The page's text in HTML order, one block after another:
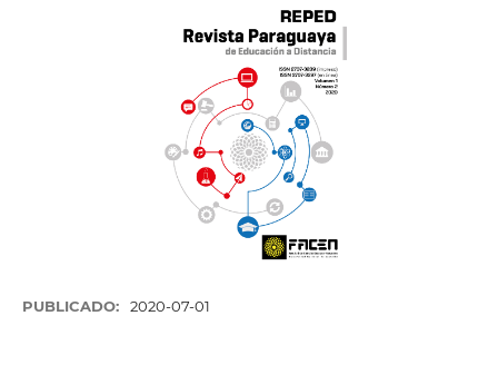
PUBLICADO: 2020-07-01